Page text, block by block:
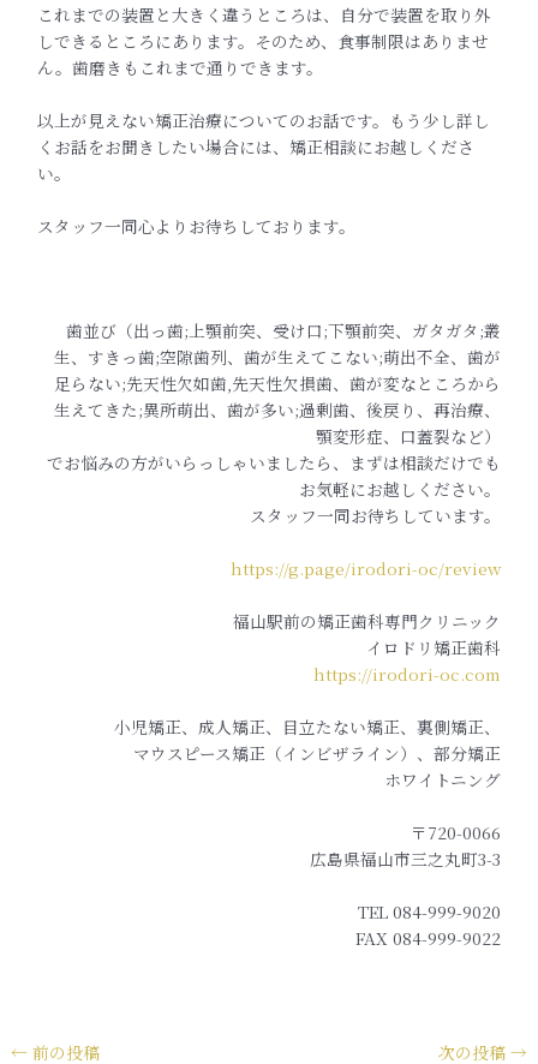
これまでの装置と大きく違うところは、自分で装置を取り外
しできるところにあります。そのため、食事制限はありませ
ん。歯磨きもこれまで通りできます。
以上が見えない矯正治療についてのお話です。もう少し詳し
くお話をお聞きしたい場合には、矯正相談にお越しくださ
い。
スタッフ一同心よりお待ちしております。
歯並び（出っ歯;上顎前突、受け口;下顎前突、ガタガタ;叢
生、すきっ歯;空隙歯列、歯が生えてこない;萌出不全、歯が
足らない;先天性欠如歯,先天性欠損歯、歯が変なところから
生えてきた;異所萌出、歯が多い;過剰歯、後戻り、再治療、
顎変形症、口蓋裂など）
でお悩みの方がいらっしゃいましたら、まずは相談だけでも
お気軽にお越しください。
スタッフ一同お待ちしています。
https://g.page/irodori-oc/review
福山駅前の矯正歯科専門クリニック
イロドリ矯正歯科
https://irodori-oc.com
小児矯正、成人矯正、目立たない矯正、裏側矯正、
マウスピース矯正（インビザライン）、部分矯正
ホワイトニング
〒720-0066
広島県福山市三之丸町3-3
TEL 084-999-9020
FAX 084-999-9022
← 前の投稿 次の投稿 →